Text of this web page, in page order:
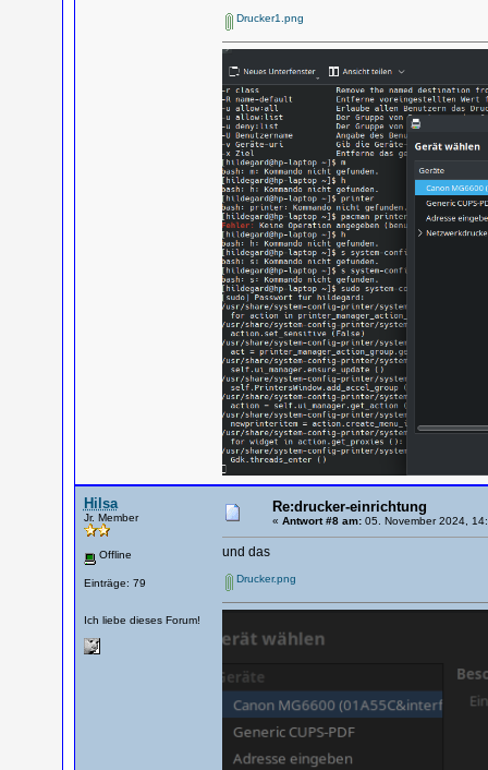
Drucker1.png
Hilsa
Jr. Member
Offline
Einträge: 79
Ich liebe dieses Forum!
Re:drucker-einrichtung
« Antwort #8 am:05. November 2024,
und das
Drucker.png